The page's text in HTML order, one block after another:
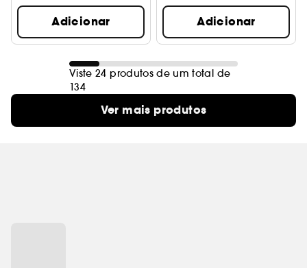
Adicionar Adicionar
Viste 24 produtos de um total de
134
Ver mais produtos